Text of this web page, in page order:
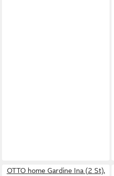
OTTO home Gardine Ina (2 St),